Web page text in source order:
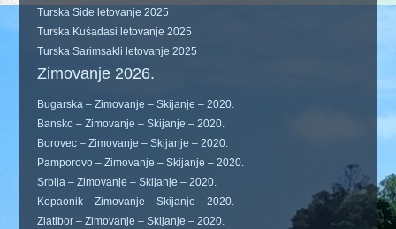
Turska Side letovanje 2025
Turska Kušadasi letovanje 2025
Turska Sarimsakli letovanje 2025
Zimovanje 2026.
Bugarska – Zimovanje – Skijanje – 2020.
Bansko – Zimovanje – Skijanje – 2020.
Borovec – Zimovanje – Skijanje – 2020.
Pamporovo – Zimovanje – Skijanje – 2020.
Srbija – Zimovanje – Skijanje – 2020.
Kopaonik – Zimovanje – Skijanje – 2020.
Zlatibor – Zimovanje – Skijanje – 2020.